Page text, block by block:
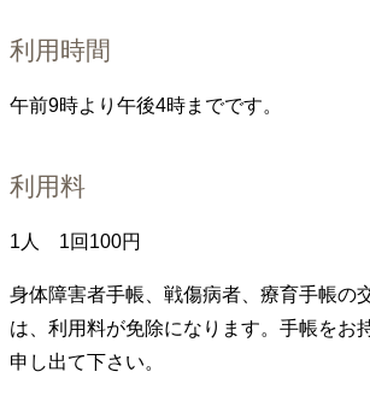
利用時間
午前9時より午後4時までです。
利用料
1人 1回100円
身体障害者手帳、戦傷病者、療育手帳の
は、利用料が免除になります。手帳をお
申し出て下さい。